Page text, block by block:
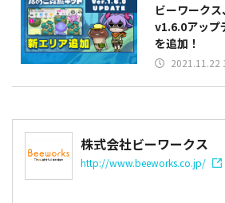
ビーワークス
v1.6.0アップ
を追加！
2021.11.22
株式会社ビーワークス
http://www.beeworks.co.jp/